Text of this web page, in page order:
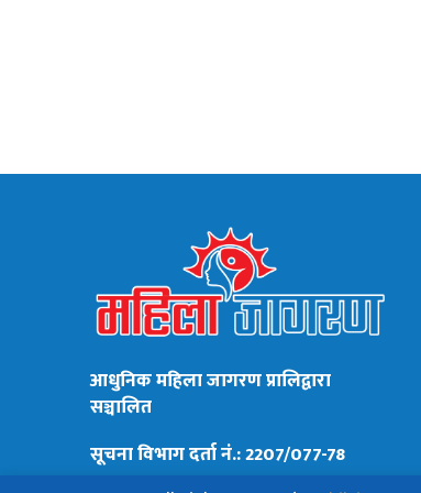
आधुनिक महिला जागरण प्रालिद्वारा
सञ्चालित
सूचना विभाग दर्ता नं.: 2207/077-78